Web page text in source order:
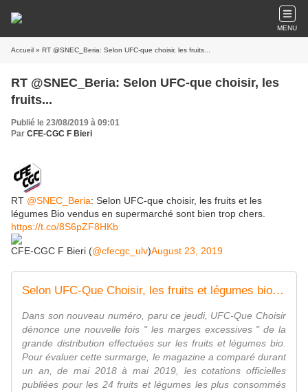
MENU
Accueil » RT @SNEC_Beria: Selon UFC-que choisir, les fruits...
RT @SNEC_Beria: Selon UFC-que choisir, les
fruits...
Publié le 23/08/2019 à 09:01
Par CFE-CGC F Bieri
RT @SNEC_Beria: Selon UFC-que choisir, les fruits et les
légumes Bio vendus en supermarché sont bien trop chers.
https://t.co/8S6pZF8HKb
CFE-CGC F Bieri (@cfecgc_ulv)August 23, 2019
Selon UFC-Que Choisir, les fruits et légumes bios sont bien trop chers en supermarché
Dans son nouveau numéro, paru ce jeudi, UFC-Que Choisir
dénonce une nouvelle fois " les marges excessives " de la
grande distribution effectuées sur les fruits et légumes bio.
Pour évaluer cette surmarge, le magazine a comparé durant
un an, de mai 2018 à mai 2019, les cotations officielles
publiées pour les 24 fruits et légumes les plus consommés